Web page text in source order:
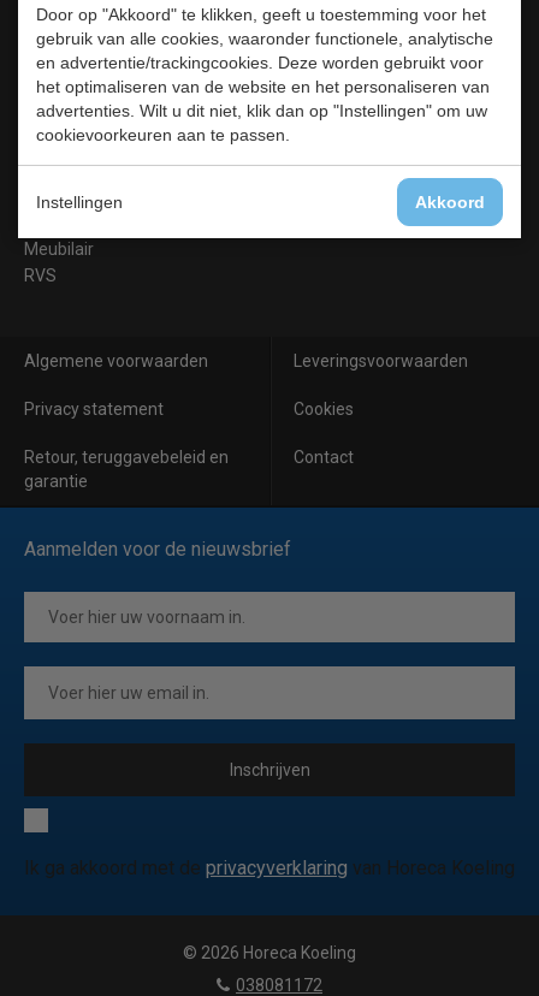
Door op "Akkoord" te klikken, geeft u toestemming voor het
gebruik van alle cookies, waaronder functionele, analytische
en advertentie/trackingcookies. Deze worden gebruikt voor
het optimaliseren van de website en het personaliseren van
advertenties. Wilt u dit niet, klik dan op "Instellingen" om uw
cookievoorkeuren aan te passen.
Instellingen Akkoord
Vriezen
Koken & Bakken
Koksbenodigdheden
Warmhouden
Bar & Koffie
Buffet & tafel
Kleding
Hygiene
Meubilair
RVS
Algemene voorwaarden Leveringsvoorwaarden
Privacy statement Cookies
Retour, teruggavebeleid en
garantie
Contact
Aanmelden voor de nieuwsbrief
Inschrijven
Ik ga akkoord met de privacyverklaring van Horeca Koeling
© 2026 Horeca Koeling
|
038081172